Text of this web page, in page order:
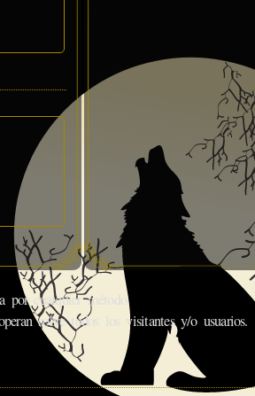
cualquier método.
sobre todos los visitantes y/o usuarios.